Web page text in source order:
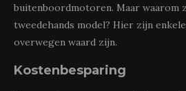
buitenboordmotoren. Maar waarom
tweedehands model? Hier zijn
overwegen waard zijn.
Kostenbesparing